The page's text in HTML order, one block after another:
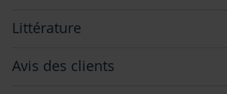
Littérature
Avis des clients